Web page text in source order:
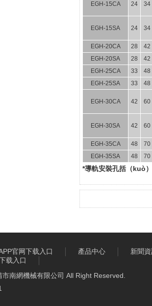
EGH-15CA 24 34
EGH-15SA 24 34
EGH-20CA 28
42
EGH-20SA
28
42
EGH-25CA
33
48
EGH-25SA
33 48
EGH-30CA 42 60
EGH-30SA 42 60
EGH-35CA 48
70
EGH-35SA
48 70
*導軌安裝孔括（kuò
官网下载入口 產品中心
新聞
载入口
南網機械有限公司 All Right Reserved.